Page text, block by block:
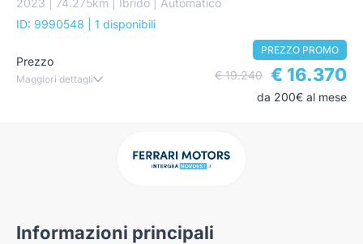
ID: 9990548
| 1 disponibili
Prezzo
Maggiori dettagli
PREZZO PROMO
€ 19.240 € 16.370
da 200€ al mese
Informazioni principali